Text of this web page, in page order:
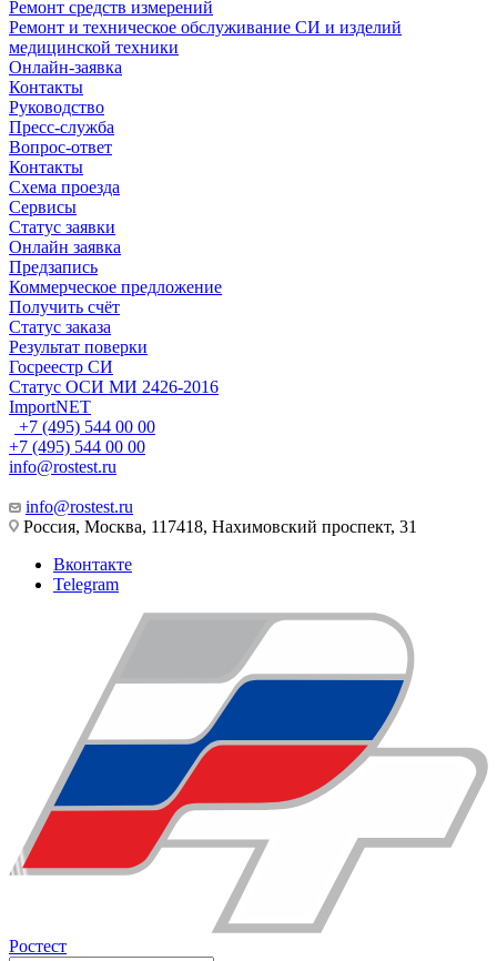
Ремонт средств измерений
Ремонт и техническое обслуживание СИ и изделий
медицинской техники
Онлайн-заявка
Контакты
Руководство
Пресс-служба
Вопрос-ответ
Контакты
Схема проезда
Сервисы
Статус заявки
Онлайн заявка
Предзапись
Коммерческое предложение
Получить счёт
Статус заказа
Результат поверки
Госреестр СИ
Статус ОСИ МИ 2426-2016
ImportNET
+7 (495) 544 00 00
+7 (495) 544 00 00
info@rostest.ru
info@rostest.ru
Россия, Москва, 117418, Нахимовский проспект, 31
Вконтакте
Telegram
Ростест